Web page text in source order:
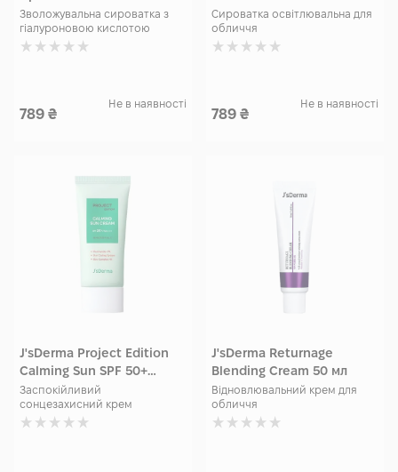
Зволожувальна сироватка з
гіалуроновою кислотою
789 ₴
Не в наявності
Сироватка освітлювальна для
обличчя
789 ₴
Не в наявності
J'sDerma Project Edition
Calming Sun SPF 50+
PA++++ Cream 50 мл
Заспокійливий
сонцезахисний крем
J'sDerma Returnage
Blending Cream 50 мл
Відновлювальний крем для
обличчя